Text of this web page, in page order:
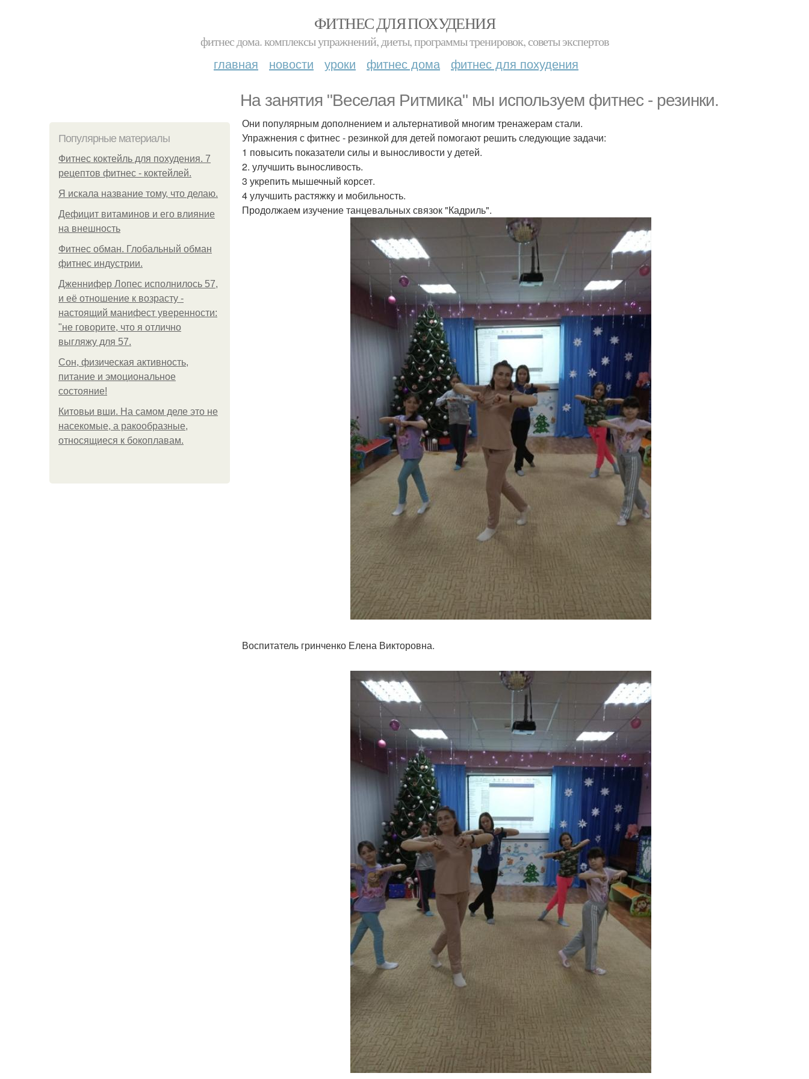
ФИТНЕС ДЛЯ ПОХУДЕНИЯ
фитнес дома. комплексы упражнений, диеты, программы тренировок, советы экспертов
главная новости уроки фитнес дома фитнес для похудения
На занятия "Веселая Ритмика" мы используем фитнес - резинки.
Популярные материалы
Фитнес коктейль для похудения. 7
рецептов фитнес - коктейлей.
Я искала название тому, что делаю.
Дефицит витаминов и его влияние
на внешность
Фитнес обман. Глобальный обман
фитнес индустрии.
Дженнифер Лопес исполнилось 57,
и её отношение к возрасту -
настоящий манифест уверенности:
"не говорите, что я отлично
выгляжу для 57.
Сон, физическая активность,
питание и эмоциональное
состояние!
Китовьи вши. На самом деле это не
насекомые, а ракообразные,
относящиеся к бокоплавам.
Они популярным дополнением и альтернативой многим тренажерам стали.
Упражнения с фитнес - резинкой для детей помогают решить следующие задачи:
1 повысить показатели силы и выносливости у детей.
2. улучшить выносливость.
3 укрепить мышечный корсет.
4 улучшить растяжку и мобильность.
Продолжаем изучение танцевальных связок "Кадриль".
Воспитатель гринченко Елена Викторовна.